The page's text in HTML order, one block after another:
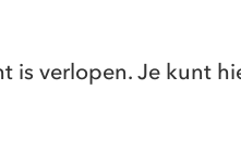
is verlopen. Je kunt